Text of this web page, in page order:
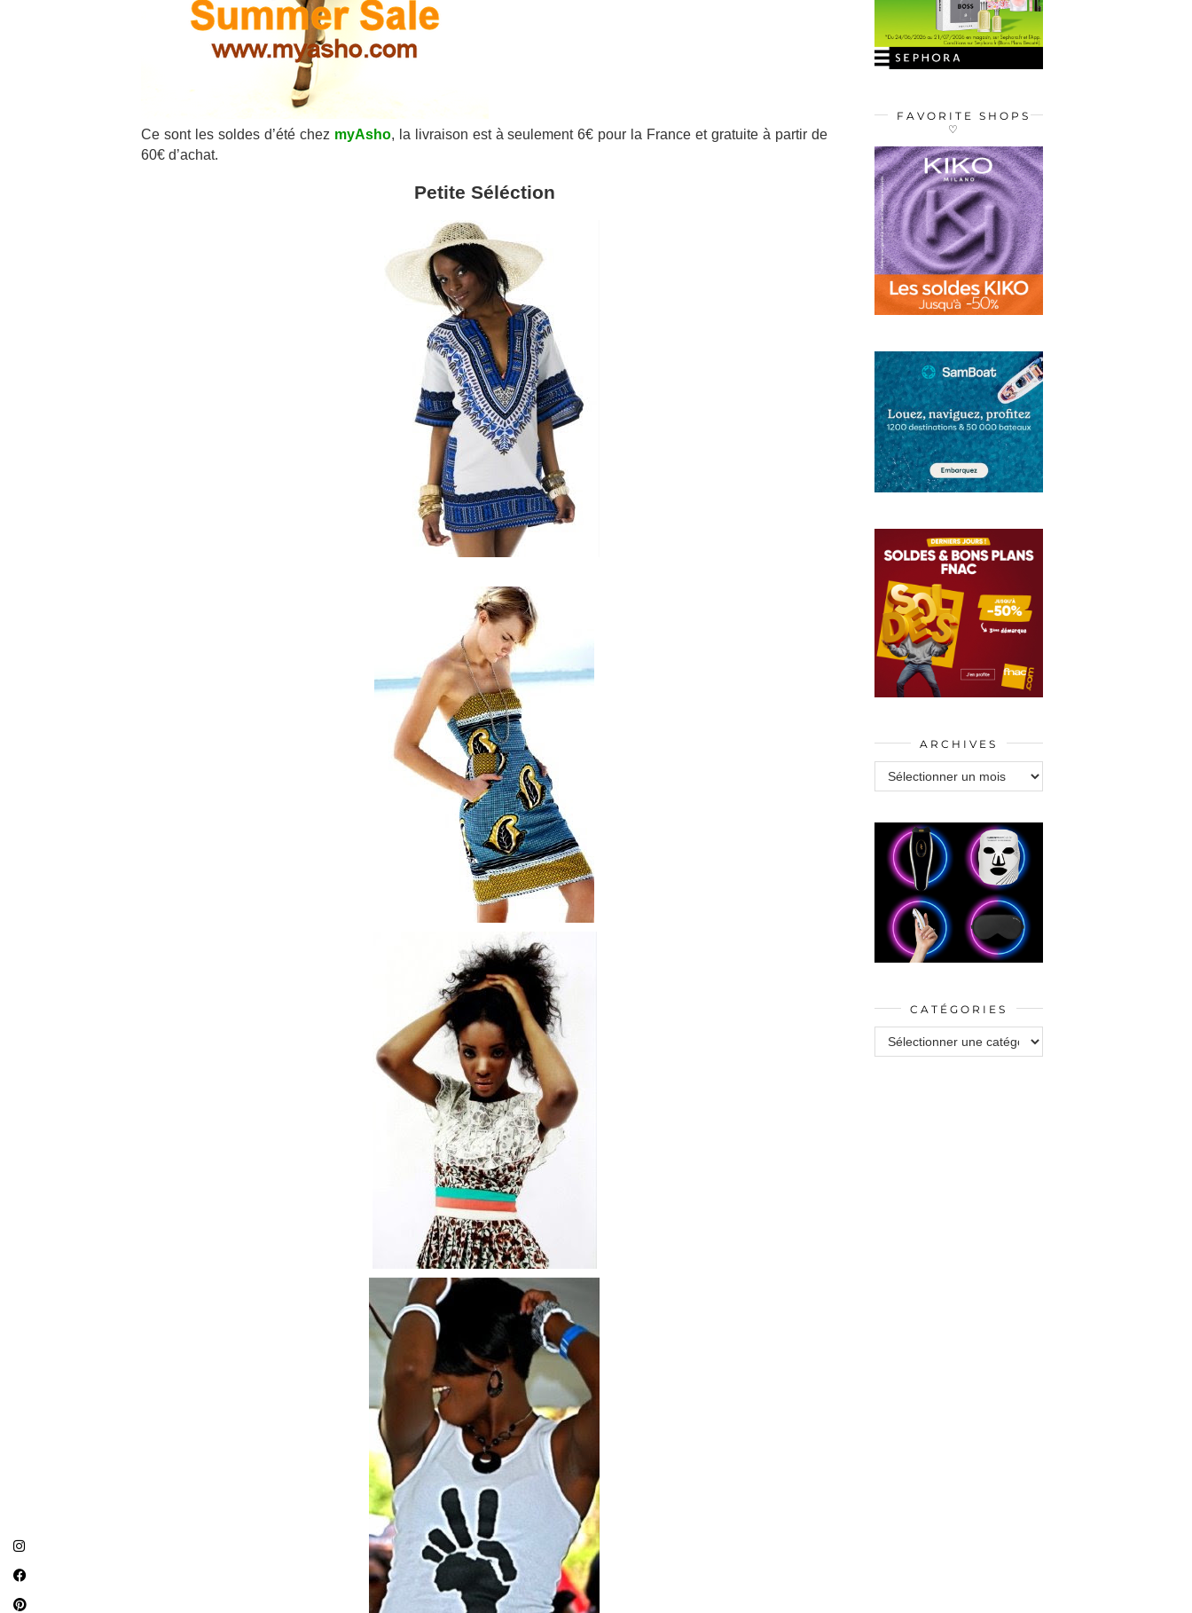
Ce sont les soldes d’été chez myAsho, la livraison est à seulement 6€ pour la France et gratuite à partir de
60€ d’achat.
Petite Séléction
FAVORITE SHOPS
♡
ARCHIVES
Archives
CATÉGORIES
Catégories